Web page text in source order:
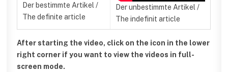
Der bestimmte Artikel /
The definite article
Der unbestimmte Artikel /
The indefinit article
After starting the video, click on the icon in the lower
right corner if you want to view the videos in full-
screen mode.